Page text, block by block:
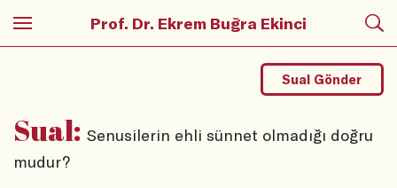
Prof. Dr. Ekrem Buğra Ekinci
Sual: Senusilerin ehli sünnet olmadığı doğru
mudur?
Sual Gönder